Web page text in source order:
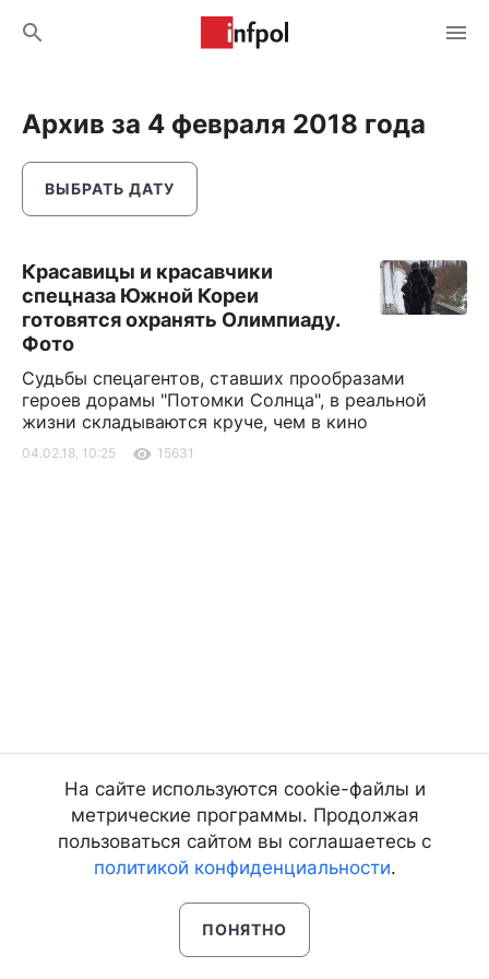
Архив за 4 февраля 2018 года
ВЫБРАТЬ ДАТУ
Красавицы и красавчики
спецназа Южной Кореи
готовятся охранять Олимпиаду.
Фото
Судьбы спецагентов, ставших прообразами
героев дорамы "Потомки Солнца", в реальной
жизни складываются круче, чем в кино
04.02.18, 10:25 15631
На сайте используются cookie-файлы и
метрические программы. Продолжая
пользоваться сайтом вы соглашаетесь с
политикой конфиденциальности.
ПОНЯТНО